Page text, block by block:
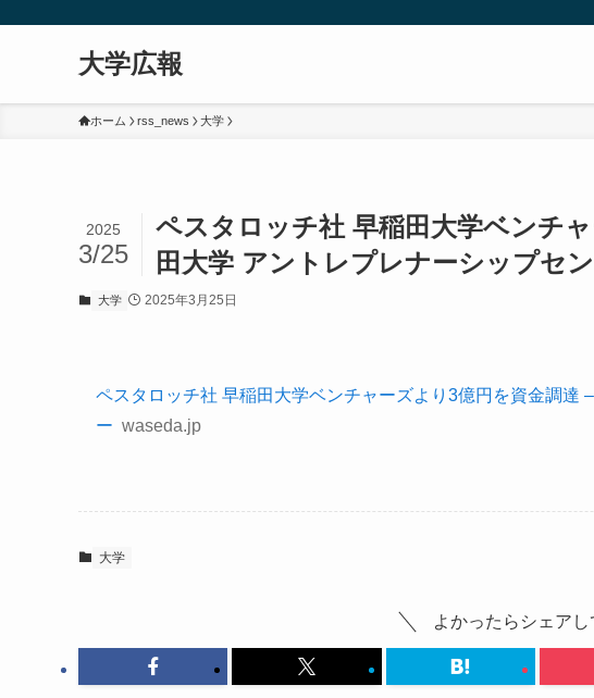
大学広報
ホーム rss_news 大学
ペスタロッチ社 早稲田大学ベンチ
田大学 アントレプレナーシップセ
2025
3/25
大学 2025年3月25日
ペスタロッチ社 早稲田大学ベンチャーズより3億円を資金調達
ー waseda.jp
大学
よかったらシェアし